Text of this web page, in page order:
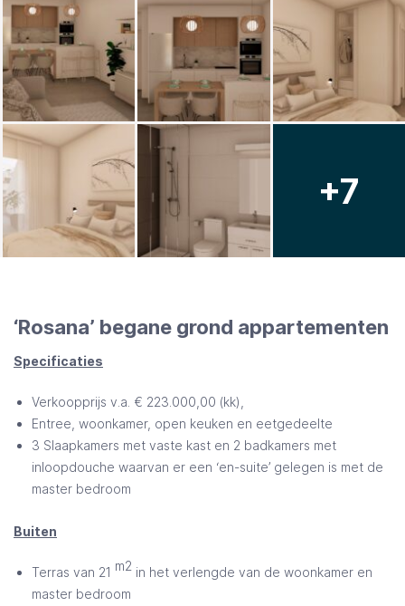
+7
‘Rosana’ begane grond appartementen
Specificaties
Verkoopprijs v.a. € 223.000,00 (kk),
Entree, woonkamer, open keuken en eetgedeelte
3 Slaapkamers met vaste kast en 2 badkamers met
inloopdouche waarvan er een ‘en-suite’ gelegen is met de
master bedroom
Buiten
Terras van 21 m2 in het verlengde van de woonkamer en
master bedroom